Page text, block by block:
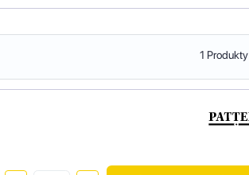
1 Produkty